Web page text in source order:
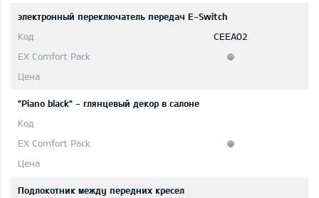
электронный переключатель передач E-Switch
CEEA02
"Piano black" - глянцевый декор в салоне
Подлокотник между передних кресел